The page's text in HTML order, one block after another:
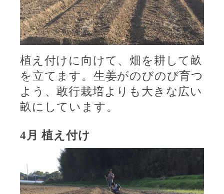
植え付けに向けて、畑を耕して畝
を立てます。生姜がのびのび育つ
よう、敢行栽培よりも大きな広い
畝にしています。
4 月 植え付け